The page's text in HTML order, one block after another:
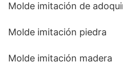
Molde imitación de
Molde imitación piedra
Molde imitación madera